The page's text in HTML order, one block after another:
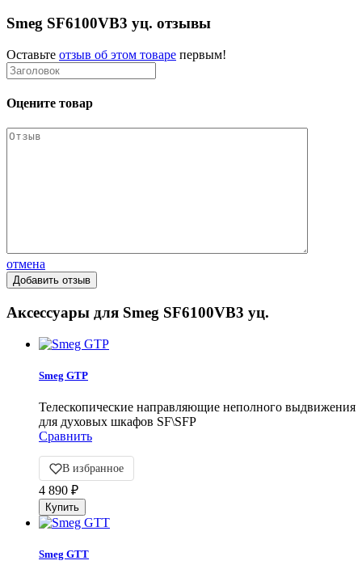
Smeg SF6100VB3 уц. отзывы
Оставьте отзыв об этом товаре первым!
Оцените товар
отмена
Аксессуары для Smeg SF6100VB3 уц.
Smeg GTP
Телескопические направляющие неполного выдвижения
для духовых шкафов SF\SFP
Сравнить
В избранное
4 890 ₽
Smeg GTT